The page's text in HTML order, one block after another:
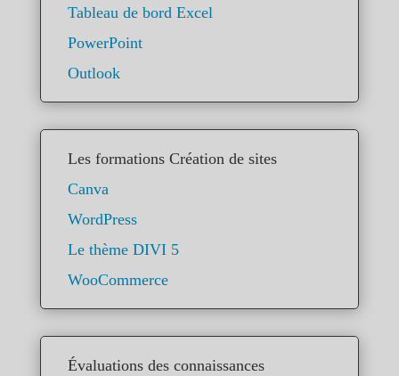
Tableau de bord Excel
PowerPoint
Outlook
Les formations Création de sites
Canva
WordPress
Le thème DIVI 5
WooCommerce
Évaluations des connaissances